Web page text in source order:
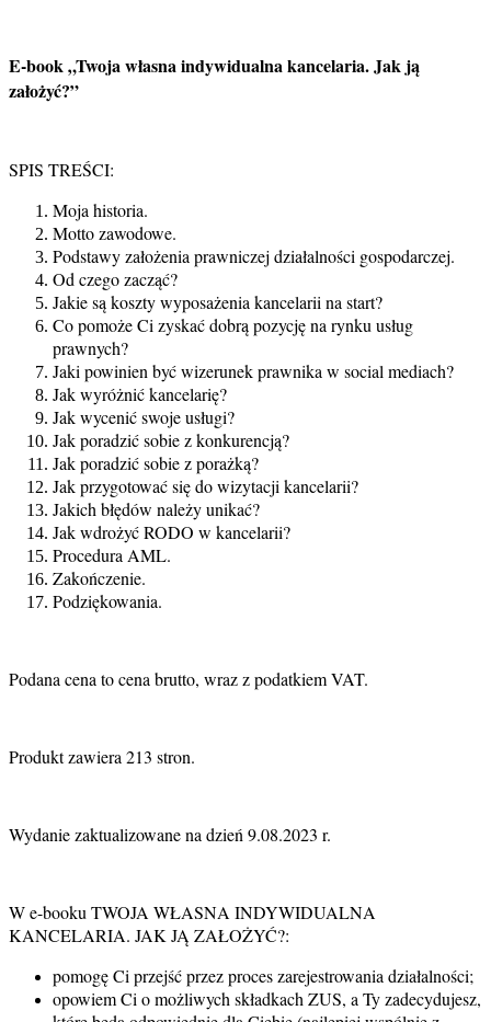
E-book „Twoja własna indywidualna kancelaria. Jak ją
założyć?”
SPIS TREŚCI:
Moja historia.
Motto zawodowe.
Podstawy założenia prawniczej działalności gospodarczej.
Od czego zacząć?
Jakie są koszty wyposażenia kancelarii na start?
Co pomoże Ci zyskać dobrą pozycję na rynku usług
prawnych?
Jaki powinien być wizerunek prawnika w social mediach?
Jak wyróżnić kancelarię?
Jak wycenić swoje usługi?
Jak poradzić sobie z konkurencją?
Jak poradzić sobie z porażką?
Jak przygotować się do wizytacji kancelarii?
Jakich błędów należy unikać?
Jak wdrożyć RODO w kancelarii?
Procedura AML.
Zakończenie.
Podziękowania.
Podana cena to cena brutto, wraz z podatkiem VAT.
Produkt zawiera 213 stron.
Wydanie zaktualizowane na dzień 9.08.2023 r.
W e-booku TWOJA WŁASNA INDYWIDUALNA
KANCELARIA. JAK JĄ ZAŁOŻYĆ?:
pomogę Ci przejść przez proces zarejestrowania działalności;
opowiem Ci o możliwych składkach ZUS, a Ty zadecydujesz,